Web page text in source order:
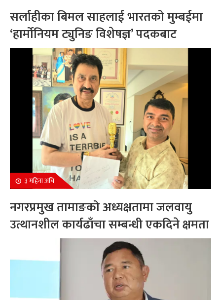
सर्लाहीका बिमल साहलाई भारतको मुम्बईमा
‘हार्मोनियम ट्युनिङ विशेषज्ञ’ पदकबाट
सम्मानित
३ महिना अघि
नगरप्रमुख तामाङको अध्यक्षतामा जलवायु
उत्थानशील कार्यढाँचा सम्बन्धी एकदिने क्षमता
अभिवृद्धि कार्यक्रम सम्पन्न